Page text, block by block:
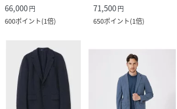
66,000円
600ポイント(1倍)
71,500円
650ポイント(1倍)